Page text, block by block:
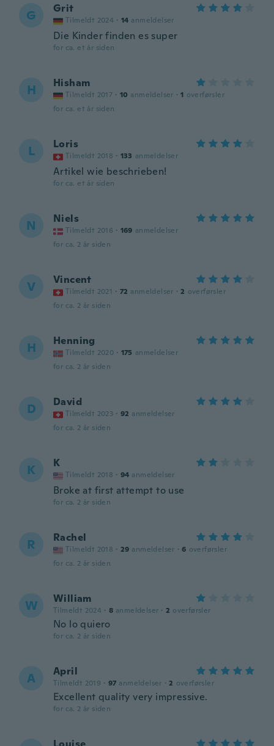
G Grit
Tilmeldt 2024 · 14 anmeldelser
Die Kinder finden es super
for ca. et år siden
H Hisham
Tilmeldt 2017 · 10 anmeldelser · 1 overførsler
for ca. et år siden
L Loris
Tilmeldt 2018 · 133 anmeldelser
Artikel wie beschrieben!
for ca. et år siden
N Niels
Tilmeldt 2016 · 169 anmeldelser
for ca. 2 år siden
V Vincent
Tilmeldt 2021 · 72 anmeldelser · 2 overførsler
for ca. 2 år siden
H Henning
Tilmeldt 2020 · 175 anmeldelser
for ca. 2 år siden
D David
Tilmeldt 2023 · 92 anmeldelser
for ca. 2 år siden
K K
Tilmeldt 2018 · 94 anmeldelser
Broke at first attempt to use
for ca. 2 år siden
R Rachel
Tilmeldt 2018 · 29 anmeldelser · 6 overførsler
for ca. 2 år siden
W William
Tilmeldt 2024 · 8 anmeldelser · 2 overførsler
No lo quiero
for ca. 2 år siden
A April
Tilmeldt 2019 · 97 anmeldelser · 2 overførsler
Excellent quality very impressive.
for ca. 2 år siden